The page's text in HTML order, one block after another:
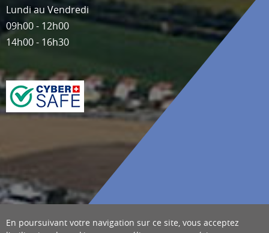
Lundi au Vendredi
09h00 - 12h00
14h00 - 16h30
En poursuivant votre navigation sur ce site, vous acceptez